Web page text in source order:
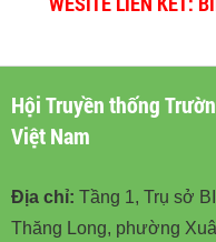
Hội Truyền thống
Việt Nam
Địa chỉ: Tầng 1, Trụ sở
Thăng Long, phường